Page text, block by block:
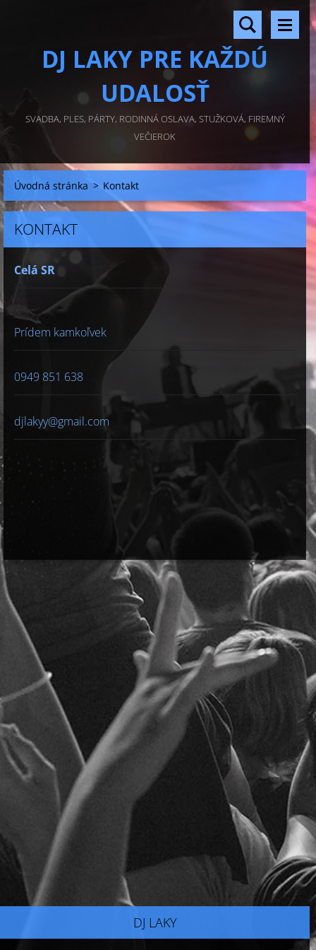
DJ LAKY PRE KAŽDÚ
UDALOSŤ
SVADBA, PLES, PÁRTY, RODINNÁ OSLAVA, STUŽKOVÁ, FIREMNÝ
VEČIEROK
Úvodná stránka > Kontakt
KONTAKT
Celá SR
Prídem kamkoľvek
0949 851 638
djlakyy@gmail.com
DJ LAKY